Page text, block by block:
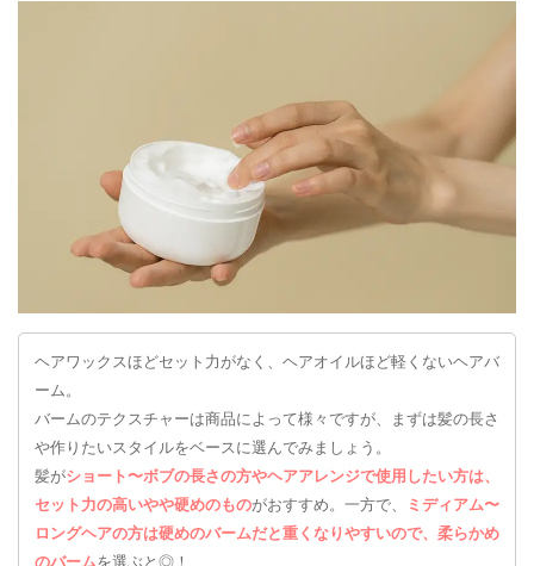
ヘアワックスほどセット力がなく、ヘアオイルほど軽くないヘアバ
ーム。
バームのテクスチャーは商品によって様々ですが、まずは髪の長さ
や作りたいスタイルをベースに選んでみましょう。
髪がショート〜ボブの長さの方やヘアアレンジで使用したい方は、
セット力の高いやや硬めのものがおすすめ。一方で、
ミディアム〜
ロングヘアの方は硬めのバームだと重くなりやすいので、柔らかめ
のバームを選ぶと◎！